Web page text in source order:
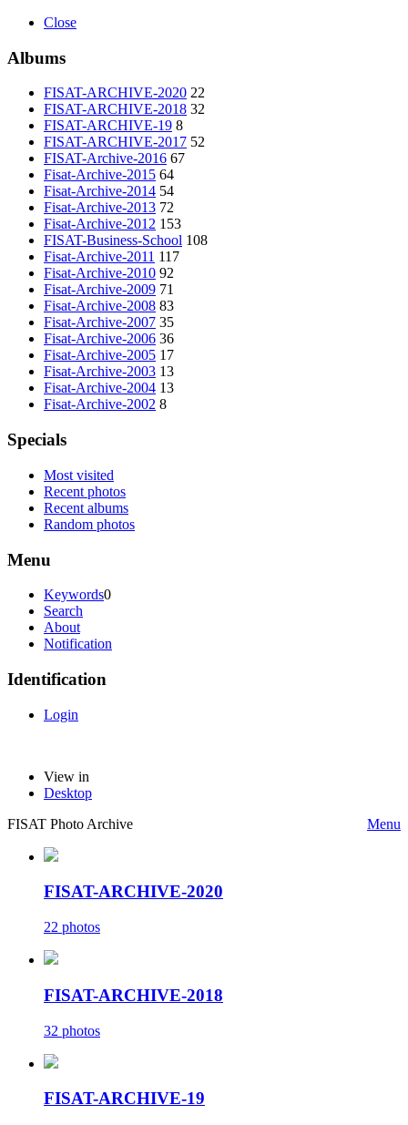
Close
Albums
FISAT-ARCHIVE-2020 22
FISAT-ARCHIVE-2018 32
FISAT-ARCHIVE-19 8
FISAT-ARCHIVE-2017 52
FISAT-Archive-2016 67
Fisat-Archive-2015 64
Fisat-Archive-2014 54
Fisat-Archive-2013 72
Fisat-Archive-2012 153
FISAT-Business-School 108
Fisat-Archive-2011 117
Fisat-Archive-2010 92
Fisat-Archive-2009 71
Fisat-Archive-2008 83
Fisat-Archive-2007 35
Fisat-Archive-2006 36
Fisat-Archive-2005 17
Fisat-Archive-2003 13
Fisat-Archive-2004 13
Fisat-Archive-2002 8
Specials
Most visited
Recent photos
Recent albums
Random photos
Menu
Keywords0
Search
About
Notification
Identification
Login
View in
Desktop
FISAT Photo Archive
Menu
FISAT-ARCHIVE-2020
22 photos
FISAT-ARCHIVE-2018
32 photos
FISAT-ARCHIVE-19